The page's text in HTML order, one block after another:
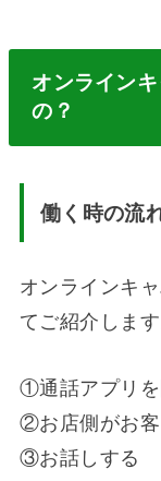
オンライン
の？
働く時の流
オンラインキ
てご紹介します
①通話アプリ
②お店側がお客
③お話しする